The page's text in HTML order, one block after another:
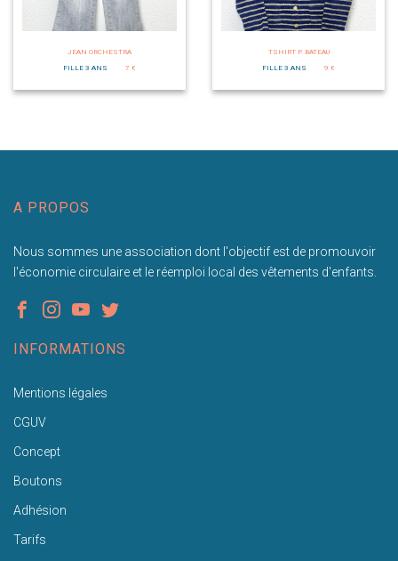
JEAN ORCHESTRA
FILLE 3 ANS
7 €
TSHIRT P. BATEAU
FILLE 3 ANS
9 €
A PROPOS
Nous sommes une association dont l'objectif est de promouvoir
l'économie circulaire et le réemploi local des vêtements d'enfants.
INFORMATIONS
Mentions légales
CGUV
Concept
Boutons
Adhésion
Tarifs